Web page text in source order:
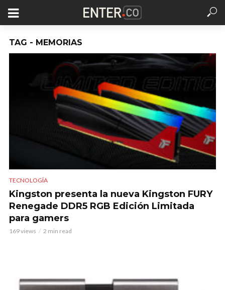
TAG - MEMORIAS
TECNOLOGÍA
Kingston presenta la nueva Kingston FURY
Renegade DDR5 RGB Edición Limitada
para gamers
169 views 2 min read